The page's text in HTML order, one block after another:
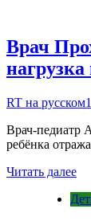
Врач
нагрузка
RT на русском
Врач-педиатр
ребёнка
Читать далее